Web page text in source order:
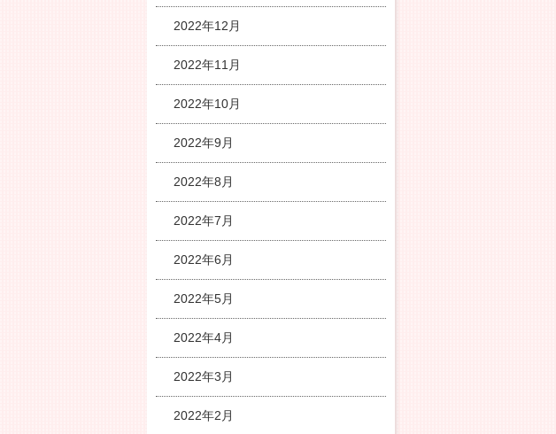
2022年12月
2022年11月
2022年10月
2022年9月
2022年8月
2022年7月
2022年6月
2022年5月
2022年4月
2022年3月
2022年2月